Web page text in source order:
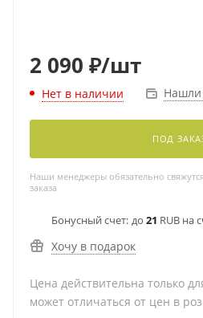
2 090 ₽/шт
Нет в наличии Нашли
ПОД
Наши менеджеры обязательно
заказа
Бонусный счет: до 21 RUB на
Хочу в подарок
Цена действительна только
может отличаться от цен в